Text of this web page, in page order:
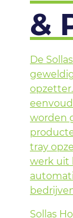
&
De
worden
tray
werk uit
Sollas